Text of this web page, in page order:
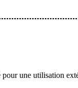
une utilisation